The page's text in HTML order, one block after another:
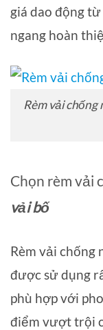
giá dao động
ngang hoàn
Rèm vải
Chọn rèm vải
vải bố
Rèm vải chống
được sử dụng
phù hợp với
điểm vượt trội